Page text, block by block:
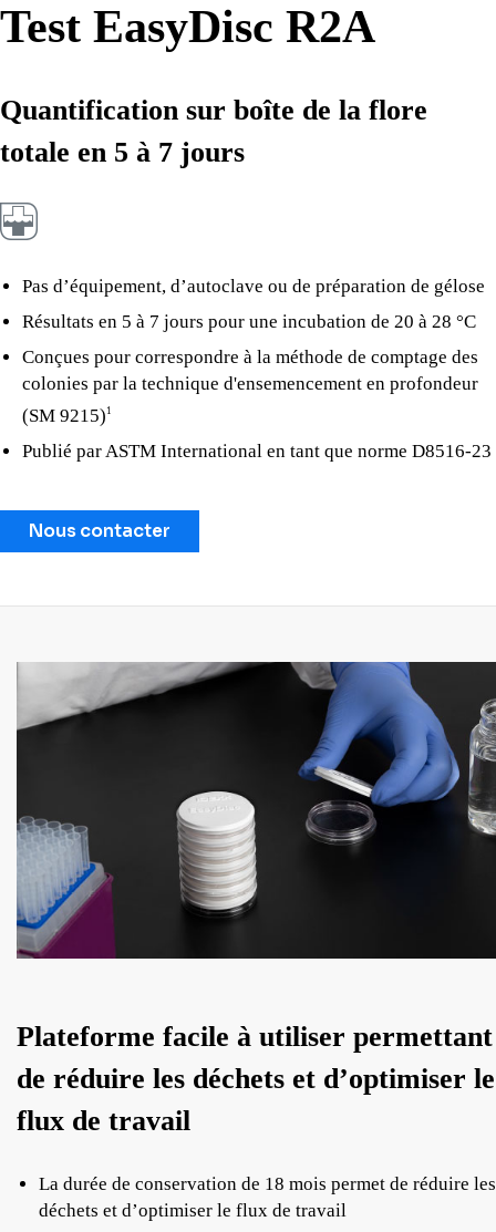
Test EasyDisc R2A
Quantification sur boîte de la flore
totale en 5 à 7 jours
Pas d’équipement, d’autoclave ou de préparation de gélose
Résultats en 5 à 7 jours pour une incubation de 20 à 28 °C
Conçues pour correspondre à la méthode de comptage des
colonies par la technique d'ensemencement en profondeur
(SM 9215) 1
Publié par ASTM International en tant que norme D8516-23
Nous contacter
Plateforme facile à utiliser permettant
de réduire les déchets et d’optimiser le
flux de travail
La durée de conservation de 18 mois permet de réduire les
déchets et d’optimiser le flux de travail